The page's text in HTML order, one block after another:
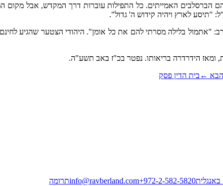
האמייתים. כל התפילות עוברות דרך המקדש, אבל מקום
לארץ ויהיה קידוש ה' גדול".
"אתמול בלילה מסרתי להם את כל אומן". היהודי הצטער שהגיע
ומאז הידרדרה בריאותו. נפטר בכ"ז באב תשע"ה.
← בית הדין פסק
info@ravberland.com+972-2-582-5820 תרומה